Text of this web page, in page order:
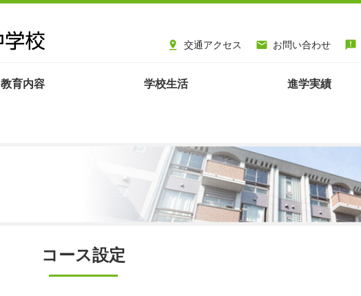
 交通アクセス  お問い合わせ announcement
教育内容 学校生活 進学実績
コース設定